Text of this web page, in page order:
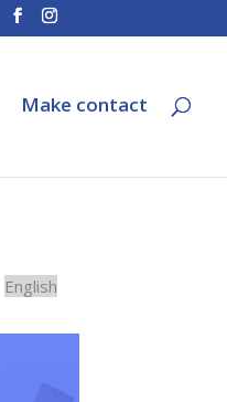
Make contact
English